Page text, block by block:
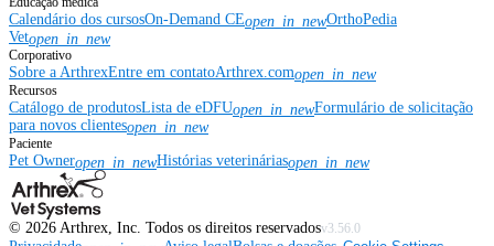
Calendário dos cursosOn-Demand CEopen_in_newOrthoPedia
Vetopen_in_new
Corporativo
Sobre a ArthrexEntre em contatoArthrex.comopen_in_new
Recursos
Catálogo de produtosLista de eDFUopen_in_newFormulário de solicitação
para novos clientesopen_in_new
Paciente
Pet Owneropen_in_newHistórias veterináriasopen_in_new
© 2026 Arthrex, Inc. Todos os direitos reservadosv3.56.0